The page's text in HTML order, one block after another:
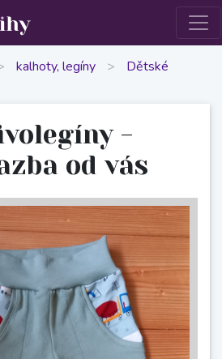
kalhoty, legíny >
Dětské
-
od vás